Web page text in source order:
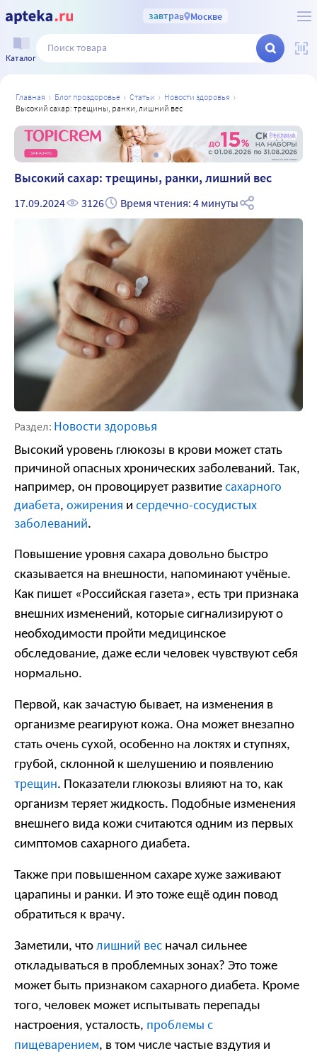
завтрав Москве
Каталог
главная блог проздоровье статьи
новости здоровья
высокий сахар: трещины, ранки, лишний вес
Реклама
Высокий сахар: трещины, ранки, лишний вес
17.09.2024 3126 Время чтения: 4 минуты
Раздел: Новости здоровья
Высокий уровень глюкозы в крови может стать
причиной опасных хронических заболеваний. Так,
например, он провоцирует развитие сахарного
диабета, ожирения и сердечно-сосудистых
заболеваний.
Повышение уровня сахара довольно быстро
сказывается на внешности, напоминают учёные.
Как пишет «Российская газета», есть три признака
внешних изменений, которые сигнализируют о
необходимости пройти медицинское
обследование, даже если человек чувствуют себя
нормально.
Первой, как зачастую бывает, на изменения в
организме реагируют кожа. Она может внезапно
стать очень сухой, особенно на локтях и ступнях,
грубой, склонной к шелушению и появлению
трещин. Показатели глюкозы влияют на то, как
организм теряет жидкость. Подобные изменения
внешнего вида кожи считаются одним из первых
симптомов сахарного диабета.
Также при повышенном сахаре хуже заживают
царапины и ранки. И это тоже ещё один повод
обратиться к врачу.
Заметили, что лишний вес начал сильнее
откладываться в проблемных зонах? Это тоже
может быть признаком сахарного диабета. Кроме
того, человек может испытывать перепады
настроения, усталость, проблемы с
пищеварением, в том числе частые вздутия и